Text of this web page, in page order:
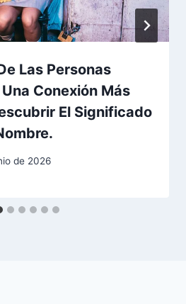
Las Personas
Conexión Más
El Significado
de 2026